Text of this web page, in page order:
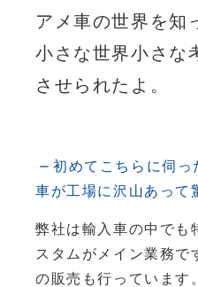
アメ車の世界を知
小さな世界小さな
させられたよ。
初めてこちらに伺っ
車が工場に沢山あって
弊社は輸入車の中でも
スタムがメイン業務で
の販売も行っています